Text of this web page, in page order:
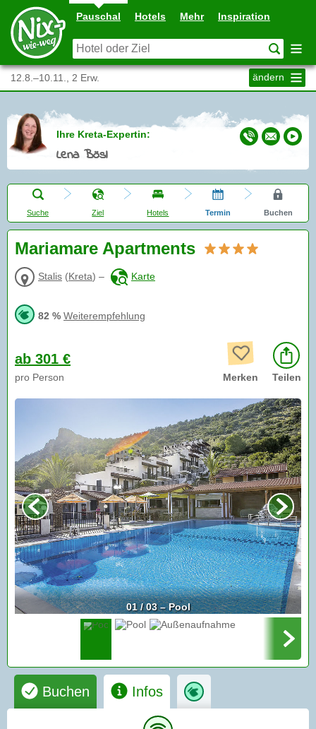
Pauschal Hotels Mehr Inspiration
12.8.–10.11., 2 Erw. ändern
Ihre Kreta-Expertin:
Lena Bösl
Suche Ziel Hotels Termin Buchen
Mariamare Apartments
Stalis (Kreta) – Karte
82 % Weiterempfehlung
ab 301 €
pro Person Merken Teilen
01 / 03 – Pool
Buchen Infos